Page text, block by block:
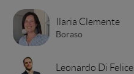
Ilaria Clemente
Boraso
Leonardo Di Felice